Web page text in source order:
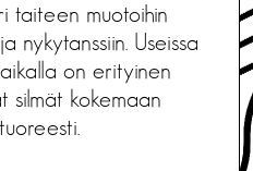
taiteen muotoihin
nykytanssiin. Useissa
on erityinen
silmät kokemaan